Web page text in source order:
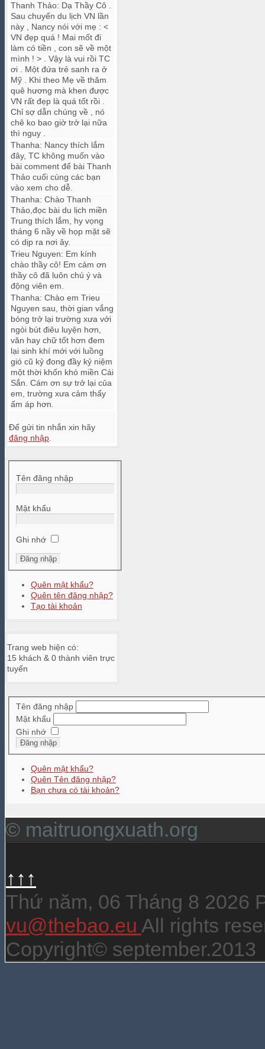
Thanh Thảo: Dạ Thầy Cô .
Sau chuyến du lịch VN lần
này , Nancy nói với mẹ : <
VN đẹp quá ! Mai mốt đi
làm có tiền , con sẽ về một
mình ! > . Vậy là vui rồi TC
ơi . Một đứa trẻ sanh ra ở
Mỹ . Khi theo Mẹ về thăm
quê hương mà khen được
VN rất đẹp là quá tốt rồi .
Chỉ sợ dẫn chúng về , nó
chê ko bao giờ trở lại nữa
thì nguy .
Thanha: Nancy thích lắm
đây, TC không muốn vào
bài comment để bài Thanh
Thảo cuối cùng các bạn
vào xem cho dễ.
Thanha: Chào Thanh
Thảo,đọc bài du lịch miền
Trung thích lắm, hy vọng
tháng 6 nầy về họp mặt sẽ
có dịp ra nơi ây.
Trieu Nguyen: Em kính
chào thầy cô! Em cảm ơn
thầy cô đã luôn chú ý và
động viên em.
Thanha: Chào em Trieu
Nguyen sau, thời gian vắng
bóng trở lại trường xưa với
ngòi bút điêu luyện hơn,
văn hay chữ tốt hơn đem
lại sinh khí mới với luồng
gió cũ kỷ đong đầy kỷ niệm
một thời khốn khó miền Cái
Sắn. Cám ơn sự trở lại của
em, trường xưa cảm thấy
ấm áp hơn.
Để gửi tin nhắn xin hãy
đăng nhập.
Tên đăng nhập
Mật khẩu
Ghi nhớ
Quên mật khẩu?
Quên tên đăng nhập?
Tạo tài khoản
Trang web hiện có:
15 khách & 0 thành viên trực
tuyến
Tên đăng nhập
Mật khẩu
Ghi nhớ
Đăng nhập
Quên mật khẩu?
Quên Tên đăng nhập?
Bạn chưa có tài khoản?
© maitruongxuath.org
↑↑↑
Thứ năm, 06 Tháng 8 2026
vu@thebao.eu All rights
Copyright© september.2013